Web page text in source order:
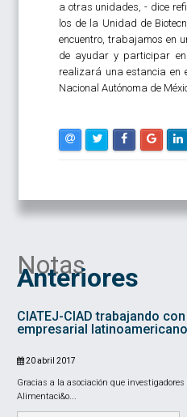
a otras unidades, - dice
los de la Unidad de
encuentro, trabajamos en
de ayudar y participar en
realizará una estancia en
Nacional Autónoma de
Notas
Anteriores
CIATEJ-CIAD trabajando
empresarial latinoamericano
20 abril 2017
Gracias a la asociación que
Alimentaci&o...